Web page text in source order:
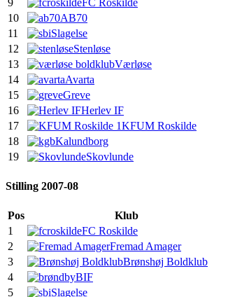
10
AB70
11
Slagelse
12
Stenløse
13
Værløse
14
Avarta
15
Greve
16
Herlev IF
17
KFUM Roskilde
18
Kalundborg
19
Skovlunde
Stilling 2007-08
Pos Klub
1
FC Roskilde
2
Fremad Amager
3
Brønshøj Boldklub
4
BIF
5
Slagelse